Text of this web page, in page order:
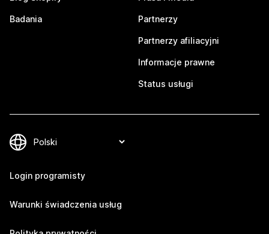
Badania Partnerzy
Partnerzy afiliacyjni
Informacje prawne
Status usługi
Login programisty
Warunki świadczenia usług